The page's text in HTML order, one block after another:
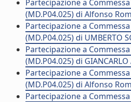
Partecipazione a
(MD.P04.025) di Alfonso
Partecipazione a
(MD.P04.025) di UMBERTO
Partecipazione a
(MD.P04.025) di
Partecipazione a
(MD.P04.025) di Alfonso
Partecipazione a